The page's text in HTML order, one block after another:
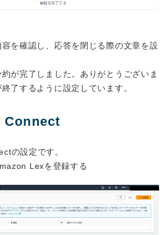
を確認し、応答を閉じる際の文章を設
が完了しました。ありがとうございま
了するように設定しています。
Connect
の設定です。
Lexを登録する